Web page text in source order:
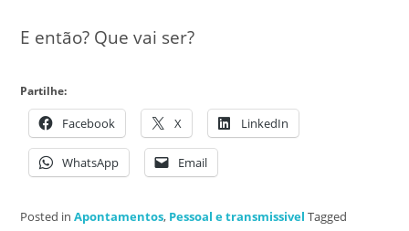
E então? Que vai ser?
Partilhe:
Facebook X LinkedIn
WhatsApp Email
Posted inApontamentos, Pessoal e transmissivel Tagged